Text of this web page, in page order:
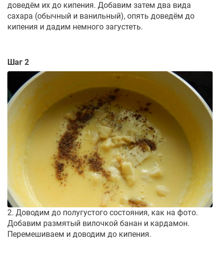
доведём их до кипения. Добавим затем два вида
сахара (обычный и ванильный), опять доведём до
кипения и дадим немного загустеть.
Шаг 2
2. Доводим до полугустого состояния, как на фото.
Добавим размятый вилочкой банан и кардамон.
Перемешиваем и доводим до кипения.